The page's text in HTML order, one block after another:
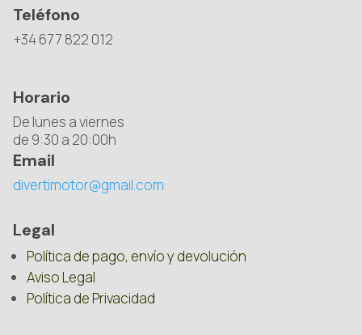
Teléfono
+34 677 822 012
Horario
De lunes a viernes
de 9:30 a 20:00h
Email
divertimotor@gmail.com
Legal
Política de pago, envío y devolución
Aviso Legal
Política de Privacidad